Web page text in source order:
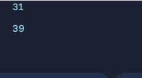
31
39